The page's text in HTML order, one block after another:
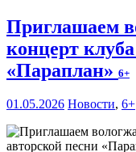
Приглашаем
концерт
«Параплан» 6+
01.05.2026 Новости, 6+